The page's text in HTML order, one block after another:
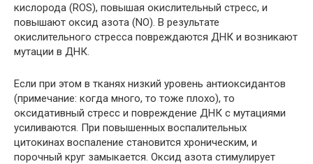
кислорода (ROS), повышая окислительный стресс, и
повышают оксид азота (NO). В результате
окислительного стресса повреждаются ДНК и возникают
мутации в ДНК.
Если при этом в тканях низкий уровень антиоксидантов
(примечание: когда много, то тоже плохо), то
оксидативный стресс и повреждение ДНК с мутациями
усиливаются. При повышенных воспалительных
цитокинах воспаление становится хроническим, и
порочный круг замыкается. Оксид азота стимулирует